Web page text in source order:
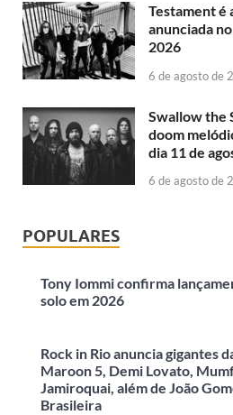
Testament é
anunciada
2026
6 de agosto de
Swallow the
doom
dia 11 de
6 de agosto de
POPULARES
Tony Iommi confirma
solo em 2026
Rock in Rio anuncia gigantes
Maroon 5, Demi Lovato,
Jamiroquai, além de João
Brasileira